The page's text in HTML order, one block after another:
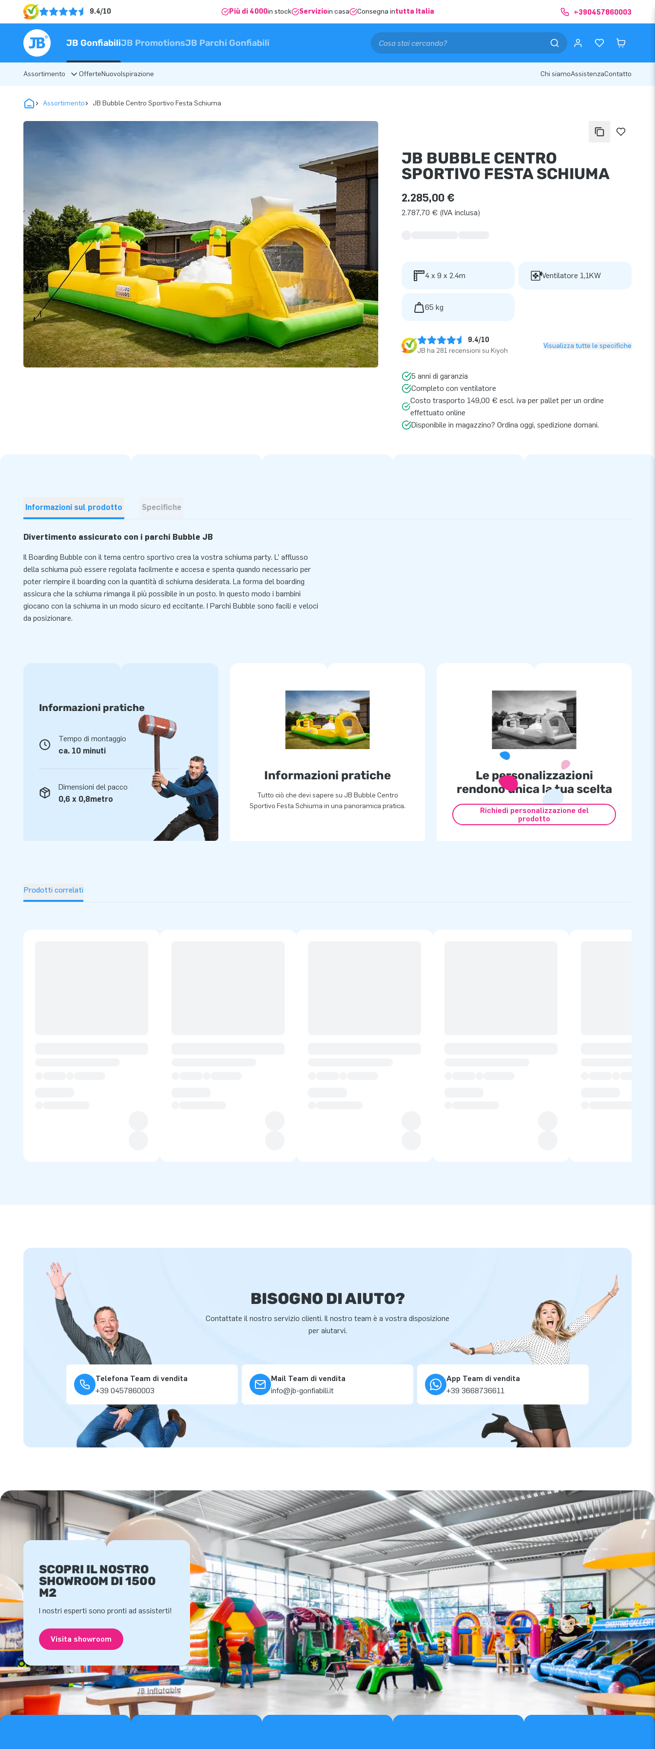
9.4/10 Più di 4000in stock Servizioin casa Consegna intutta Italia +390457860003
JB GonfiabiliJB PromotionsJB Parchi Gonfiabili
Assortimento OfferteNuovoIspirazione Chi siamoAssistenzaContatto
Assortimento JB Bubble Centro Sportivo Festa Schiuma
JB BUBBLE CENTRO
SPORTIVO FESTA SCHIUMA
2.285,00 €
2.787,70 € (IVA inclusa)
4 x 9 x 2.4m Ventilatore 1,1KW
65 kg
9.4/10
JB ha 281 recensioni su Kiyoh
Visualizza tutte le specifiche
5 anni di garanzia
Completo con ventilatore
Costo trasporto 149,00 € escl. iva per pallet per un ordine
effettuato online
Disponibile in magazzino? Ordina oggi, spedizione domani.
Informazioni sul prodotto Specifiche
Divertimento assicurato con i parchi Bubble JB
Il Boarding Bubble con il tema centro sportivo crea la vostra schiuma party. L’ afflusso
della schiuma può essere regolata facilmente e accesa e spenta quando necessario per
poter riempire il boarding con la quantità di schiuma desiderata. La forma del boarding
assicura che la schiuma rimanga il più possibile in un posto. In questo modo i bambini
giocano con la schiuma in un modo sicuro ed eccitante. I Parchi Bubble sono facili e veloci
da posizionare.
Informazioni pratiche
Tempo di montaggio
ca. 10 minuti
Dimensioni del pacco
0,6 x 0,8metro
Informazioni pratiche
Tutto ciò che devi sapere su JB Bubble Centro
Sportivo Festa Schiuma in una panoramica pratica.
Le personalizzazioni
rendono unica la tua scelta
Richiedi personalizzazione del
prodotto
Prodotti correlati
BISOGNO DI AIUTO?
Contattate il nostro servizio clienti. Il nostro team è a vostra disposizione
per aiutarvi.
Telefona Team di vendita
+39 0457860003
Mail Team di vendita
info@jb-gonfiabili.it
App Team di vendita
+39 3668736611
SCOPRI IL NOSTRO
SHOWROOM DI 1500
M2
I nostri esperti sono pronti ad assisterti!
Visita showroom